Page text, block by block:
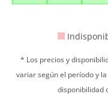
* Los precios y
variar según el período y
disponibilidad